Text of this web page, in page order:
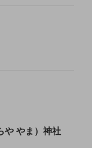
や やま）神社